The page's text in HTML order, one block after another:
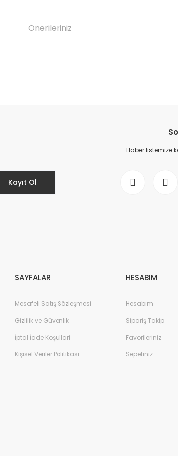
Önerileriniz
Kayıt Ol
Haber listemize
SAYFALAR
Mesafeli Satış Sözleşmesi
Gizlilik ve Güvenlik
İptal İade Koşullari
Kişisel Veriler Politikası
HESABIM
Hesabım
Sipariş Takip
Favorileriniz
Sepetiniz